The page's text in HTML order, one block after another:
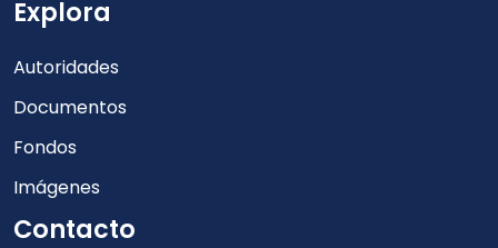
Explora
Autoridades
Documentos
Fondos
Imágenes
Contacto